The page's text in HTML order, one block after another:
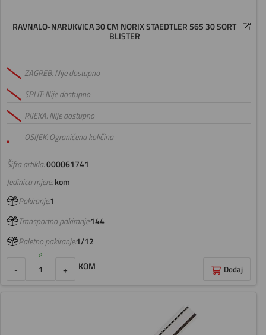
RAVNALO-NARUKVICA 30 CM NORIX STAEDTLER 565 30 SORT
BLISTER
Šifra artikla:000061741
ZAGREB: Nije dostupno
SPLIT: Nije dostupno
RIJEKA: Nije dostupno
OSIJEK: Ograničena količina
Jedinica mjere:kom
Pakiranje:1
Transportno pakiranje:144
Paletno pakiranje:1/12
- + KOM Dodaj